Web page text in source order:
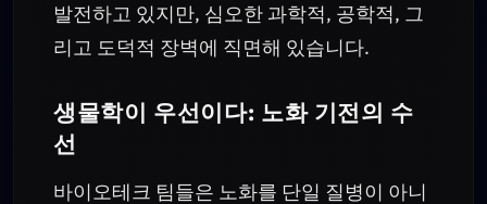
발전하고 있지만, 심오한 과학적, 공학적, 그
리고 도덕적 장벽에 직면해 있습니다.
생물학이 우선이다: 노화 기전의 수
선
바이오테크 팀들은 노화를 단일 질병이 아니